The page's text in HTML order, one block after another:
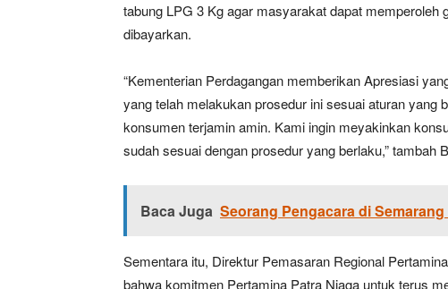
tabung LPG 3 Kg agar masyarakat dapat
dibayarkan.
“Kementerian Perdagangan memberikan Apresiasi
yang telah melakukan prosedur ini sesuai aturan yang
konsumen terjamin amin. Kami ingin meyakinkan
sudah sesuai dengan prosedur yang berlaku,” tambah
Baca Juga Seorang Pengacara di
Sementara itu, Direktur Pemasaran Regional
bahwa komitmen Pertamina Patra Niaga untuk terus